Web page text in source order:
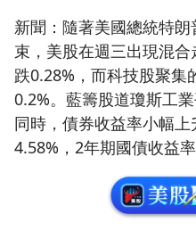
新聞：隨著美國總統特
束，美股在週三出現混
跌0.28%，而科技股聚集
0.2%。藍籌股道瓊斯工
同時，債券收益率小幅
4.58%，2年期國債收益